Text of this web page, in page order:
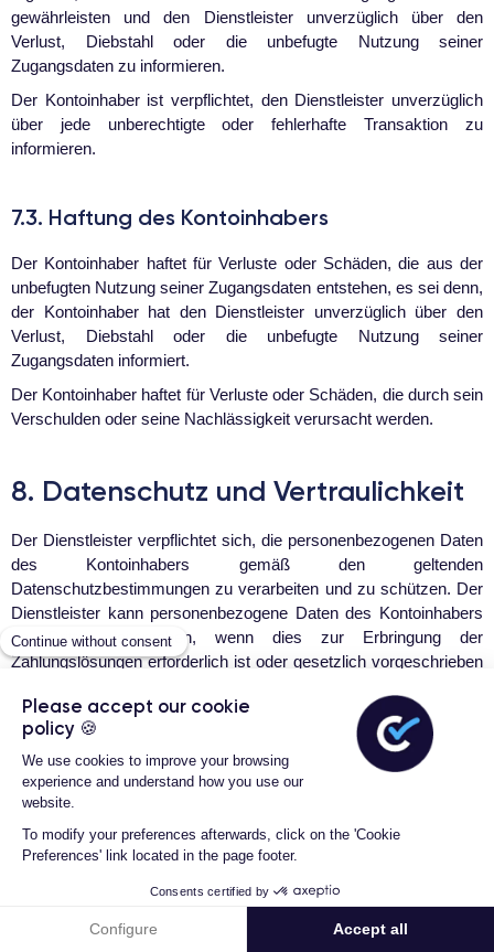
gewährleisten und den Dienstleister unverzüglich über den
Verlust, Diebstahl oder die unbefugte Nutzung seiner
Zugangsdaten zu informieren.
Der Kontoinhaber ist verpflichtet, den Dienstleister unverzüglich
über jede unberechtigte oder fehlerhafte Transaktion zu
informieren.
7.3. Haftung des Kontoinhabers
Der Kontoinhaber haftet für Verluste oder Schäden, die aus der
unbefugten Nutzung seiner Zugangsdaten entstehen, es sei denn,
der Kontoinhaber hat den Dienstleister unverzüglich über den
Verlust, Diebstahl oder die unbefugte Nutzung seiner
Zugangsdaten informiert.
Der Kontoinhaber haftet für Verluste oder Schäden, die durch sein
Verschulden oder seine Nachlässigkeit verursacht werden.
8. Datenschutz und Vertraulichkeit
Der Dienstleister verpflichtet sich, die personenbezogenen Daten
des Kontoinhabers gemäß den geltenden
Datenschutzbestimmungen zu verarbeiten und zu schützen. Der
Dienstleister kann personenbezogene Daten des Kontoinhabers
an Dritte weitergeben, wenn dies zur Erbringung der
Zahlungslösungen erforderlich ist oder gesetzlich vorgeschrieben
Der Kontoinhaber hat das Recht, auf seine personenbezogenen
Daten zuzugreifen, sie zu berichtigen und ihre Löschung zu
verlangen, sofern dies gesetzlich zulässig ist. Der Kontoinhaber
kann seine Rechte über den Kundenservice der Plattform
Der Dienstleister und der Kontoinhaber verpflichten sich, die
ausgetauschten Informationen zu wahren und keine vertraulichen
Informationen ohne vorherige Zustimmung der anderen Partei an